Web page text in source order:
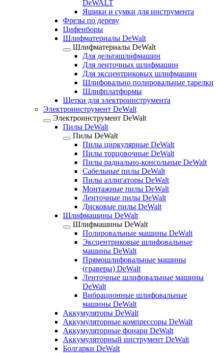
DeWALT
Ящики и сумки для инструмента
Фрезы по дереву
Цифенборы
Шлифматериалы DeWalt
Шлифматериалы DeWalt
Для дельташлифмашин
Для ленточных шлифмашин
Для эксцентриковых шлифмашин
Шлифовально полировальные тарелки
Шлифплатформы
Щетки для электроинструмента
Электроинструмент DeWalt
Электроинструмент DeWalt
Пилы DeWalt
Пилы DeWalt
Пилы циркулярные DeWalt
Пилы торцовочные DeWalt
Пилы радиально-консольные DeWalt
Сабельные пилы DeWalt
Пилы аллигаторы DeWalt
Монтажные пилы DeWalt
Ленточные пилы DeWalt
Дисковые пилы DeWalt
Шлифмашины DeWalt
Шлифмашины DeWalt
Полировальные машины DeWalt
Эксцентриковые шлифовальные
машины DeWalt
Прямошлифовальные машины
(граверы) DeWalt
Ленточные шлифовальные машины
DeWalt
Вибрационные шлифовальные
машины DeWalt
Аккумуляторы DeWalt
Аккумуляторные компрессоры DeWalt
Аккумуляторные фонари DeWalt
Аккумуляторный инструмент DeWalt
Болгарки DeWalt